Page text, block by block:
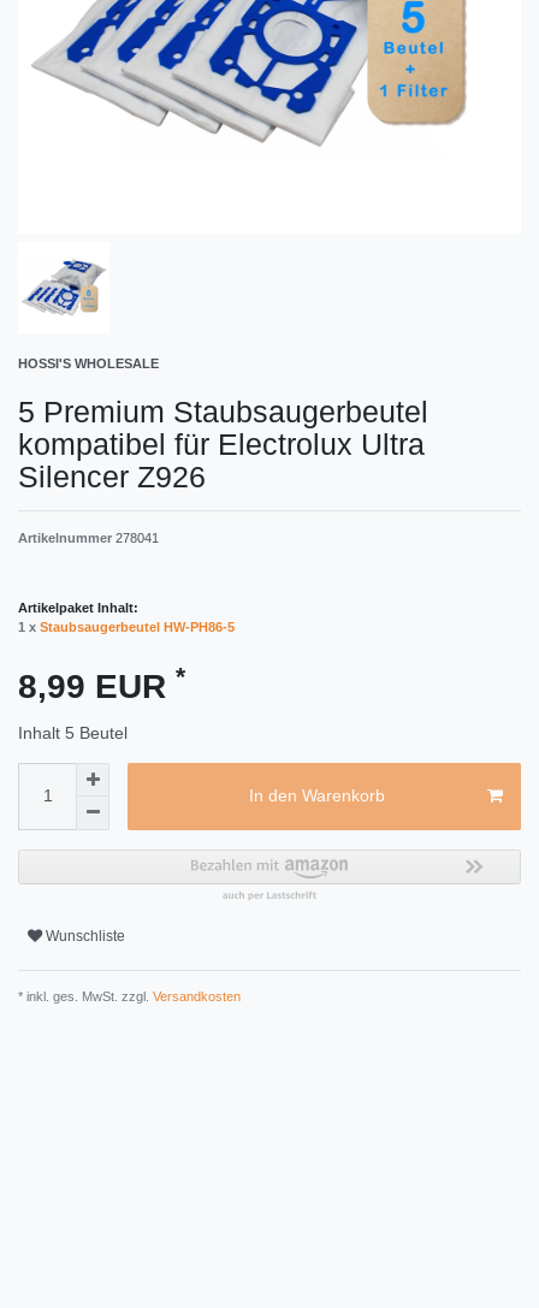
HOSSI'S WHOLESALE
5 Premium Staubsaugerbeutel
kompatibel für Electrolux Ultra
Silencer Z926
Artikelnummer 278041
Artikelpaket Inhalt:
1 x Staubsaugerbeutel HW-PH86-5
8,99 EUR *
Inhalt 5 Beutel
In den Warenkorb
Wunschliste
* inkl. ges. MwSt. zzgl. Versandkosten